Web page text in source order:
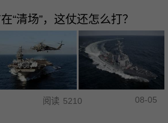
“清场”，这仗还怎么打？
阅读 5210 08-05